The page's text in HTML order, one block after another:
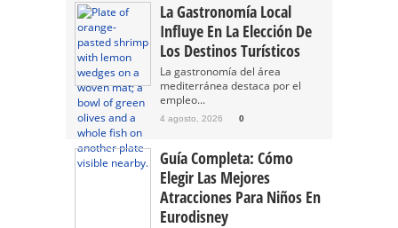
La Gastronomía Local
Influye En La Elección De
Los Destinos Turísticos
La gastronomía del área
mediterránea destaca por el
empleo...
4 agosto, 2026 0
Guía Completa: Cómo
Elegir Las Mejores
Atracciones Para Niños En
Eurodisney